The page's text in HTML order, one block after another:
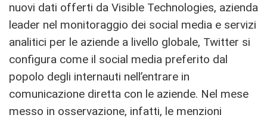
nuovi dati offerti da Visible Technologies, azienda
leader nel monitoraggio dei social media e servizi
analitici per le aziende a livello globale, Twitter si
configura come il social media preferito dal
popolo degli internauti nell’entrare in
comunicazione diretta con le aziende. Nel mese
messo in osservazione, infatti, le menzioni